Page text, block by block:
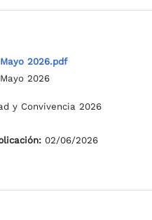
2026.pdf
2026
y Convivencia 2026
02/06/2026